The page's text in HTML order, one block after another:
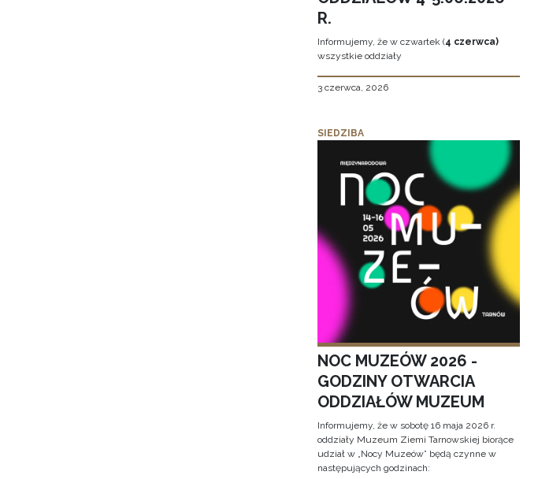
R.
Informujemy, że w czwartek (4 czerwca)
wszystkie oddziały
3 czerwca, 2026
SIEDZIBA
NOC MUZEÓW 2026 -
GODZINY OTWARCIA
ODDZIAŁÓW MUZEUM
Informujemy, że w sobotę 16 maja 2026 r.
oddziały Muzeum Ziemi Tarnowskiej biorące
udział w „Nocy Muzeów” będą czynne w
następujących godzinach: